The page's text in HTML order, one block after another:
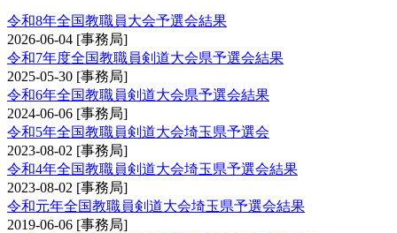
令和8年全国教職員大会予選会結果
2026-06-04 [事務局]
令和7年度全国教職員剣道大会県予選会結果
2025-05-30 [事務局]
令和6年全国教職員剣道大会県予選会結果
2024-06-06 [事務局]
令和5年全国教職員剣道大会埼玉県予選会
2023-08-02 [事務局]
令和4年全国教職員剣道大会埼玉県予選会結果
2023-08-02 [事務局]
令和元年全国教職員剣道大会埼玉県予選会結果
2019-06-06 [事務局]